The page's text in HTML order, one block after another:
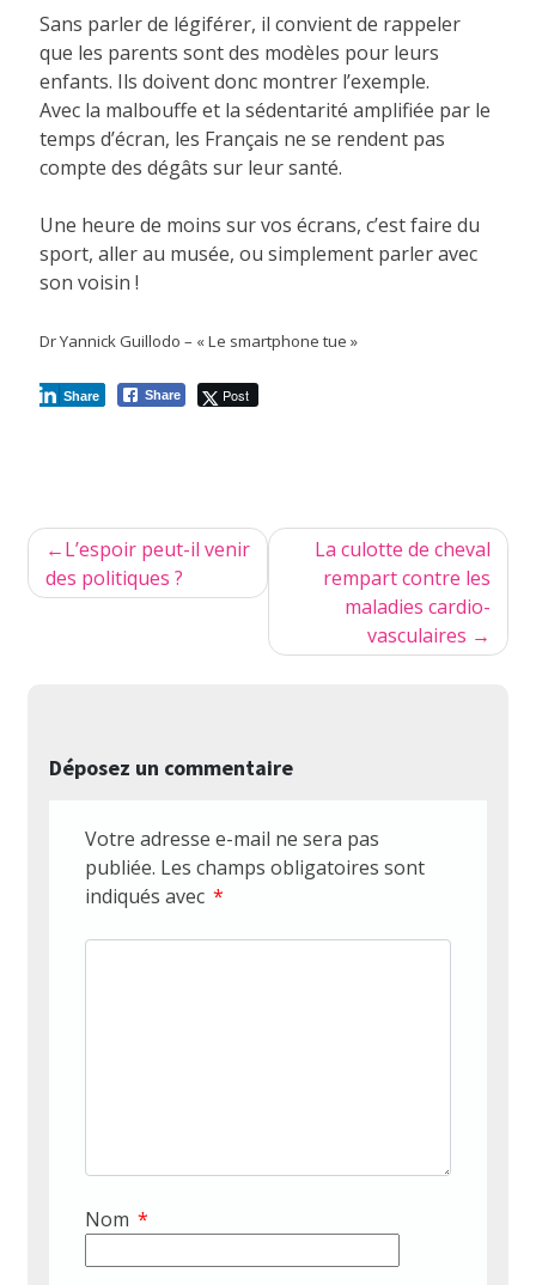
Sans parler de légiférer, il convient de rappeler
que les parents sont des modèles pour leurs
enfants. Ils doivent donc montrer l’exemple.
Avec la malbouffe et la sédentarité amplifiée par le
temps d’écran, les Français ne se rendent pas
compte des dégâts sur leur santé.
Une heure de moins sur vos écrans, c’est faire du
sport, aller au musée, ou simplement parler avec
son voisin !
Dr Yannick Guillodo – « Le smartphone tue »
Share Post
Share
Navigation
de
L’espoir peut-il venir
des politiques ?
La culotte de cheval
rempart contre les
maladies cardio-
vasculaires
Déposez un commentaire
Votre adresse e-mail ne sera pas
publiée. Les champs obligatoires sont
indiqués avec *
Nom *